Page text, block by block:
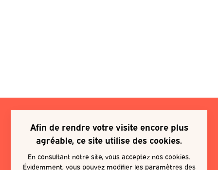
Je souhaite m'inscrire à une
newsletter
Afin de rendre votre visite encore plus
agréable, ce site utilise des cookies.
En consultant notre site, vous acceptez nos cookies.
Évidemment, vous pouvez modifier les paramètres des